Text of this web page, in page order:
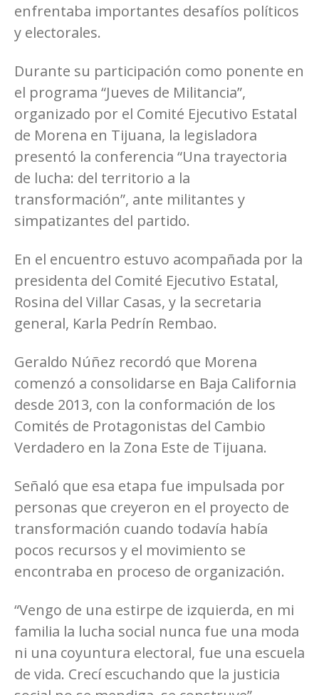
enfrentaba importantes desafíos políticos
y electorales.
Durante su participación como ponente en
el programa “Jueves de Militancia”,
organizado por el Comité Ejecutivo Estatal
de Morena en Tijuana, la legisladora
presentó la conferencia “Una trayectoria
de lucha: del territorio a la
transformación”, ante militantes y
simpatizantes del partido.
En el encuentro estuvo acompañada por la
presidenta del Comité Ejecutivo Estatal,
Rosina del Villar Casas, y la secretaria
general, Karla Pedrín Rembao.
Geraldo Núñez recordó que Morena
comenzó a consolidarse en Baja California
desde 2013, con la conformación de los
Comités de Protagonistas del Cambio
Verdadero en la Zona Este de Tijuana.
Señaló que esa etapa fue impulsada por
personas que creyeron en el proyecto de
transformación cuando todavía había
pocos recursos y el movimiento se
encontraba en proceso de organización.
“Vengo de una estirpe de izquierda, en mi
familia la lucha social nunca fue una moda
ni una coyuntura electoral, fue una escuela
de vida. Crecí escuchando que la justicia